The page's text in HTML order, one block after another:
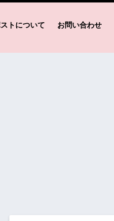
トについて お問い合わせ